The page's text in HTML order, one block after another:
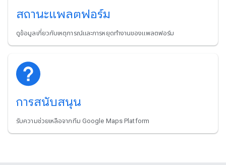
สถานะแพลตฟอร์ม
ดูข้อมูลเกี่ยวกับเหตุการณ์และการหยุดทำงานของแพลตฟอร์ม
การสนับสนุน
รับความช่วยเหลือจากทีม Google Maps Platform